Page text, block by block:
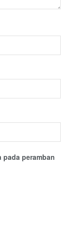
pada peramban